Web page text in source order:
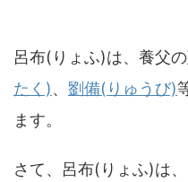
呂布(りょふ)は、養父の
たく)、 劉備(りゅうび)
ます。
さて、呂布(りょふ)は